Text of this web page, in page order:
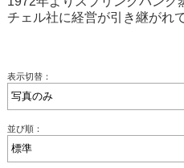
チェル社に経営が引き継がれ
表示切替：
並び順：